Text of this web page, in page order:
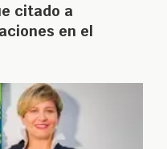
citado a
en el